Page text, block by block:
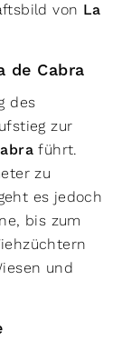
von La
de Cabra
des
zur
führt.
zu
es jedoch
bis zum
und